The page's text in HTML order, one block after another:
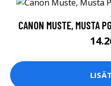
CANON MUSTE, MUSTA